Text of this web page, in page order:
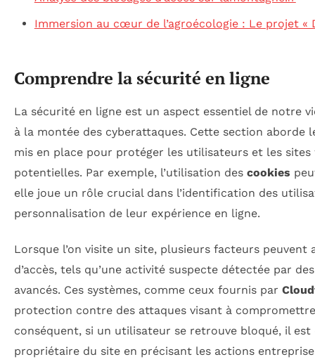
Immersion au cœur de l’agroécologie : Le projet «
Comprendre la sécurité en ligne
La sécurité en ligne est un aspect essentiel de notre
à la montée des cyberattaques. Cette section aborde
mis en place pour protéger les utilisateurs et les sites
potentielles. Par exemple, l’utilisation des cookies
elle joue un rôle crucial dans l’identification des
personnalisation de leur expérience en ligne.
Lorsque l’on visite un site, plusieurs facteurs peuvent
d’accès, tels qu’une activité suspecte détectée par
avancés. Ces systèmes, comme ceux fournis par
protection contre des attaques visant à compromettre
conséquent, si un utilisateur se retrouve bloqué, il
propriétaire du site en précisant les actions